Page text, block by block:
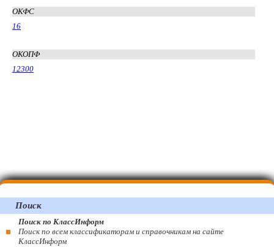
ОКФС
16
ОКОПФ
12300
Поиск
Поиск по КлассИнформ
Поиск по всем классификаторам и справочникам на сайте
КлассИнформ